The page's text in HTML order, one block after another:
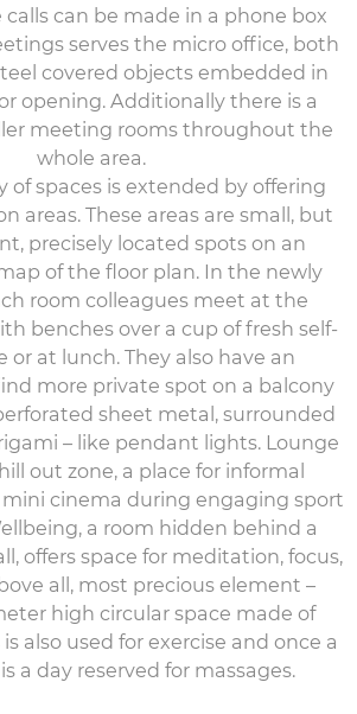
calls can be made in a phone box
serves the micro office, both
covered objects embedded in
opening. Additionally there is a
meeting rooms throughout the
whole area.
of spaces is extended by offering
areas. These areas are small, but
precisely located spots on an
of the floor plan. In the newly
room colleagues meet at the
benches over a cup of fresh self-
or at lunch. They also have an
more private spot on a balcony
sheet metal, surrounded
– like pendant lights. Lounge
out zone, a place for informal
mini cinema during engaging sport
a room hidden behind a
offers space for meditation, focus,
all, most precious element –
high circular space made of
also used for exercise and once a
a day reserved for massages.